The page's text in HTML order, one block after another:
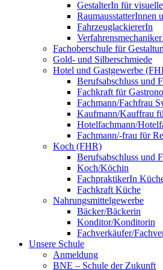
GestalterIn für
RaumausstatterInnen
FahrzeuglackiererIn
Fachoberschule für
Gold- und Silberschmiede
Hotel und Gastgewerbe
Berufsabschluss und
Fachkraft für
Fachmann/Fachfrau
Kaufmann/Kauffrau
Hotelfachmann/
Fachmann/-frau für
Koch (FHR)
Berufsabschluss und
Koch/Köchin
FachpraktikerIn
Fachkraft Küche
Nahrungsmittelgewerbe
Bäcker/Bäckerin
Konditor/Konditorin
Fachverkäufer/
Unsere Schule
Anmeldung
BNE – Schule der Zukunft